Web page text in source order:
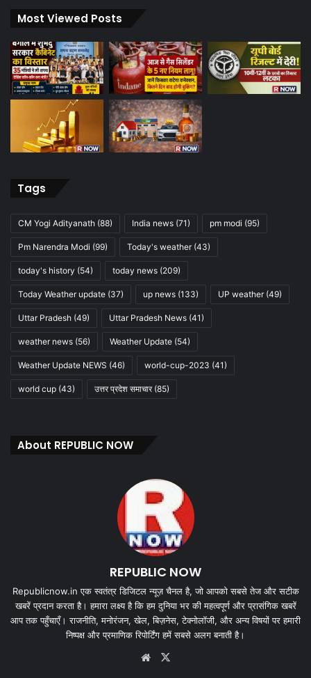
Most Viewed Posts
Tags
CM Yogi Adityanath (88) India news (71) pm modi (95)
Pm Narendra Modi (99) Today's weather(43)
today's history (54) today news (209)
Today Weather update (37) up news (133) UP weather(49)
Uttar Pradesh (49) Uttar Pradesh News (41)
weather news (56) Weather Update (54)
Weather Update NEWS (46) world-cup-2023 (41)
world cup (43) उत्तर प्रदेश समाचार(85)
About REPUBLIC NOW
REPUBLIC NOW
Republicnow.in एक स्वतंत्र डिजिटल न्यूज़ चैनल है, जो आपको सबसे तेज और सटीक
खबरें प्रदान करता है। हमारा लक्ष्य है कि हम दुनिया भर की महत्वपूर्ण और प्रासंगिक खबरें
आप तक पहुँचाएँ। राजनीति, मनोरंजन, खेल, बिज़नेस, टेक्नोलॉजी, और अन्य विषयों पर हमारी
निष्पक्ष और प्रमाणिक रिपोर्टिंग हमें सबसे अलग बनाती है।
Website